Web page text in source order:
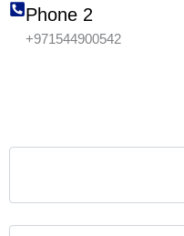
Phone 2
+971544900542